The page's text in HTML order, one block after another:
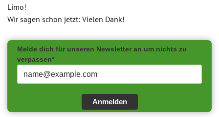
Limo!
Wir sagen schon jetzt: Vielen Dank!
Melde dich für unseren Newsletter an um nichts zu
verpassen*
Anmelden